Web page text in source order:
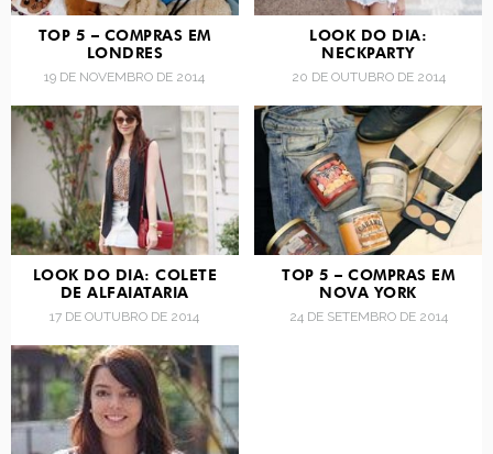
TOP 5 – COMPRAS EM
LONDRES
19 DE NOVEMBRO DE 2014
LOOK DO DIA:
NECKPARTY
20 DE OUTUBRO DE 2014
LOOK DO DIA: COLETE
DE ALFAIATARIA
17 DE OUTUBRO DE 2014
TOP 5 – COMPRAS EM
NOVA YORK
24 DE SETEMBRO DE 2014